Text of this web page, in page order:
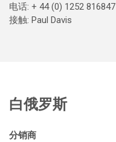
电话: + 44 (0) 1252 816847
接触: Paul Davis
白俄罗斯
分销商